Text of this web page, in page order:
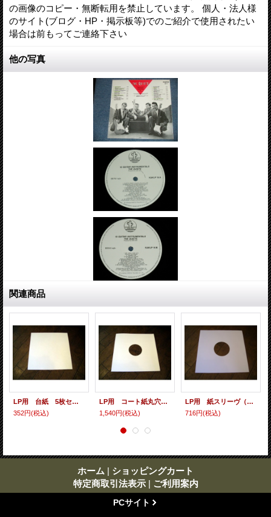
の画像のコピー・無断転用を禁止しています。 個人・法人様
のサイト(ブログ・HP・掲示板等)でのご紹介で使用されたい
場合は前もってご連絡下さい
他の写真
関連商品
LP用 台紙 5枚セット
352円(税込)
LP用 コート紙丸穴ジャケ 10枚セット
1,540円(税込)
LP用 紙スリーヴ（レギュラー） 10枚セット
716円(税込)
ホーム | ショッピングカート
特定商取引法表示 | ご利用案内
PCサイト